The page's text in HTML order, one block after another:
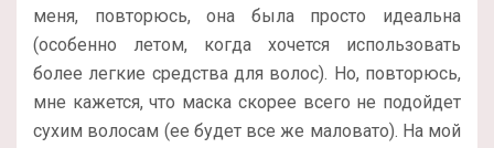
меня, повторюсь, она была просто идеальна
(особенно летом, когда хочется использовать
более легкие средства для волос). Но, повторюсь,
мне кажется, что маска скорее всего не подойдет
сухим волосам (ее будет все же маловато). На мой